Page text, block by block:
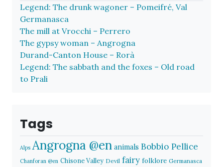
Legend: The drunk wagoner – Pomeifré, Val
Germanasca
The mill at Vrocchi – Perrero
The gypsy woman – Angrogna
Durand-Canton House – Rorà
Legend: The sabbath and the foxes – Old road
to Prali
Tags
Alps Angrogna @en animals Bobbio Pellice
Chanforan @en Chisone Valley Devil fairy folklore Germanasca